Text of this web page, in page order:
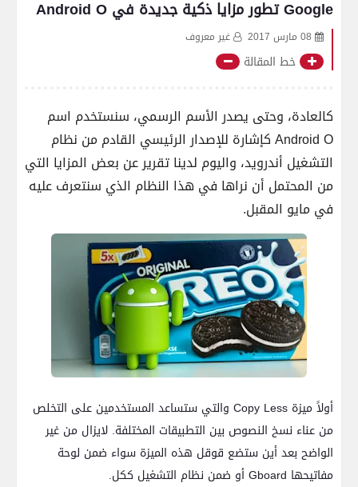
Google تطور مزايا ذكية جديدة في Android O
08 مارس 2017 غير معروف
خط المقالة
كالعادة، وحتى يصدر الأسم الرسمي، سنستخدم اسم
Android O كإشارة للإصدار الرئيسي القادم من نظام
التشغيل أندرويد، واليوم لدينا تقرير عن بعض المزايا التي
من المحتمل أن نراها في هذا النظام الذي سنتعرف عليه
في مايو المقبل.
أولاً ميزة Copy Less والتي ستساعد المستخدمين على التخلص
من عناء نسخ النصوص بين التطبيقات المختلفة. لايزال من غير
الواضح بعد أين ستضع قوقل هذه الميزة سواء ضمن لوحة
مفاتيحها Gboard أو ضمن نظام التشغيل ككل.